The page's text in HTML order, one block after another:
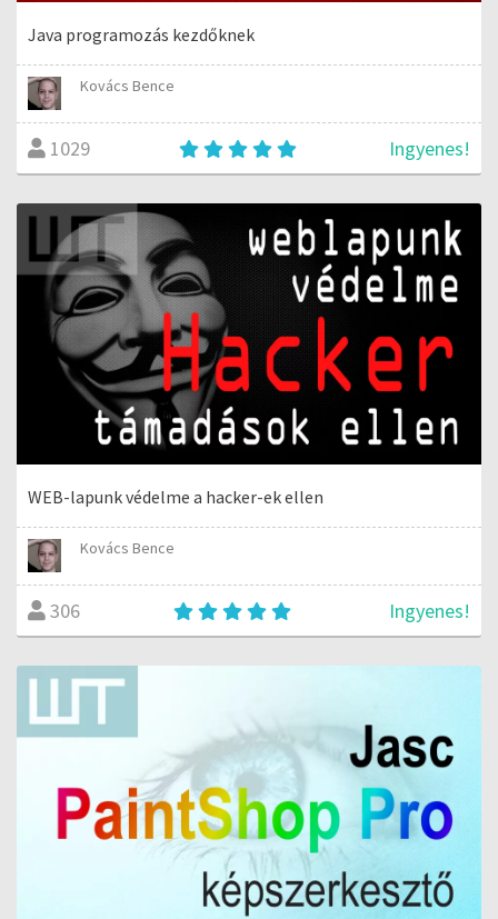
Java programozás kezdőknek
Kovács Bence
1029 Ingyenes!
WEB-lapunk védelme a hacker-ek ellen
Kovács Bence
306 Ingyenes!